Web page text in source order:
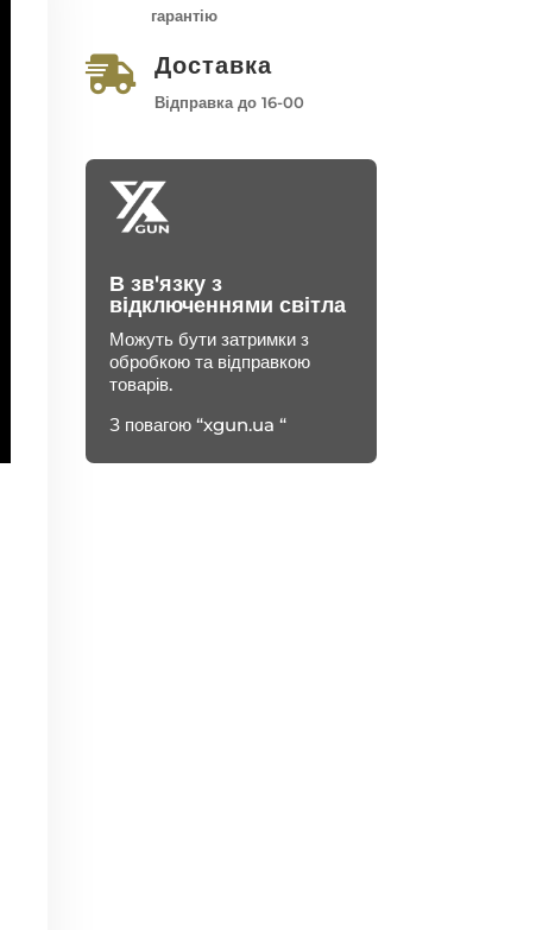
гарантію
 Доставка
Відправка до 16-00
В зв'язку з
відключеннями світла
Можуть бути затримки з
обробкою та відправкою
товарів.
З повагою “xgun.ua “